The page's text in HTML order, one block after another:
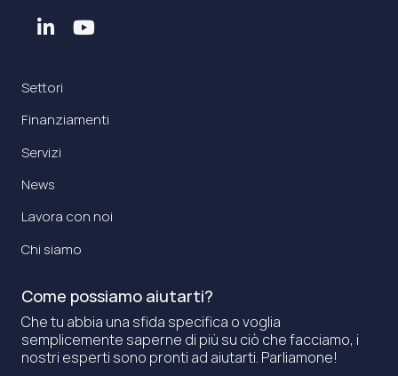
Settori
Finanziamenti
Servizi
News
Lavora con noi
Chi siamo
Come possiamo aiutarti?
Che tu abbia una sfida specifica o voglia
semplicemente saperne di più su ciò che facciamo, i
nostri esperti sono pronti ad aiutarti. Parliamone!